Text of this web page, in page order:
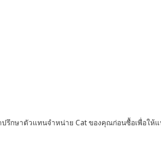
กษาตัวแทนจำหน่าย Cat ของคุณก่อนซื้อเพื่อใ